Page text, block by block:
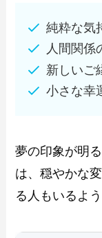
純粋な気
人間関係
新しいご
小さな幸
夢の印象が明
は、穏やかな
る人もいるよう